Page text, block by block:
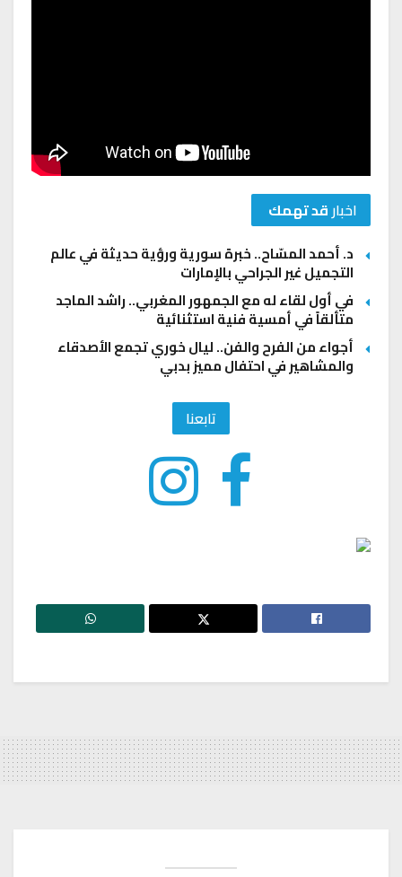
اخبارقد تهمك
د. أحمد المسّاح.. خبرة سورية ورؤية حديثة في عالم
التجميل غير الجراحي بالإمارات
في أول لقاء له مع الجمهور المغربي.. راشد الماجد
متألقاً في أمسية فنية استثنائية
أجواء من الفرح والفن.. ليال خوري تجمع الأصدقاء
والمشاهير في احتفال مميز بدبي
تابعنا